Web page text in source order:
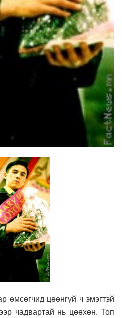
өмсөгчид цөөнгүй ч эмэгтэй
чадвартай нь цөөхөн. Топ